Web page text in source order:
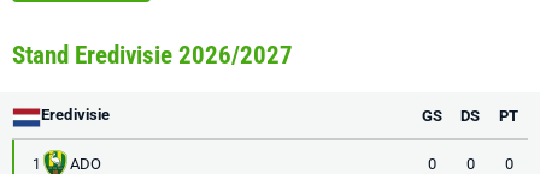
Stand Eredivisie 2026/2027
Eredivisie GS DS PT
1 ADO 0 0 0